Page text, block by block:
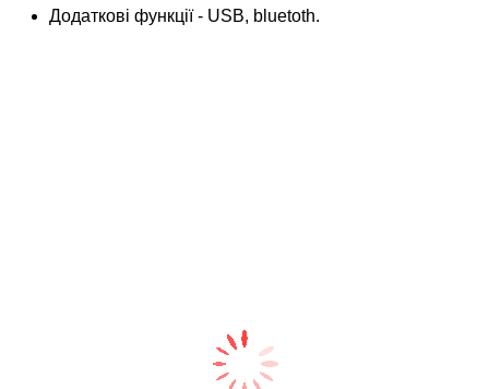
Додаткові функції - USB, bluetoth.